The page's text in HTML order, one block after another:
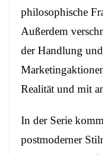
philosophische
Außerdem
der Handlung
Realität und mit
In der Serie
postmoderner